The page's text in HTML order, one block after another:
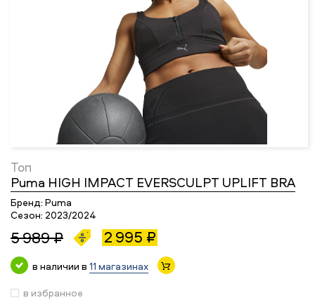
Топ
Puma HIGH IMPACT EVERSCULPT UPLIFT BRA
Бренд: Puma
Сезон: 2023/2024
5 989 ₽ 2 995 ₽
в наличии в 11 магазинах
в избранное